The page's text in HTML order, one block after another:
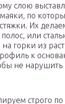
слою
по
Их
или
горки из
к
не нарушить
строго